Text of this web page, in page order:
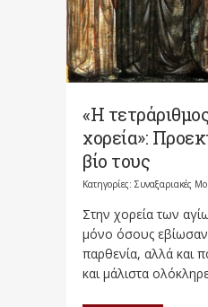
«Η
χορεία»:
βίο τους
Κατηγορίες: Συναξαριακές
Στην χορεία των
μόνο όσους εβίωσαν
παρθενία, αλλά και
και μάλιστα